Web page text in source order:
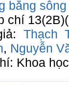
bằng
chí
Thạch
, Nguyễn
Khoa